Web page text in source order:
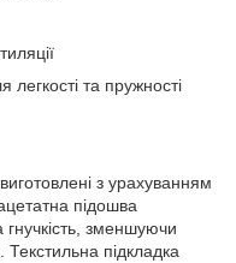
легкості та пружності
з урахуванням
підошва
гнучкість, зменшуючи
Текстильна підкладка